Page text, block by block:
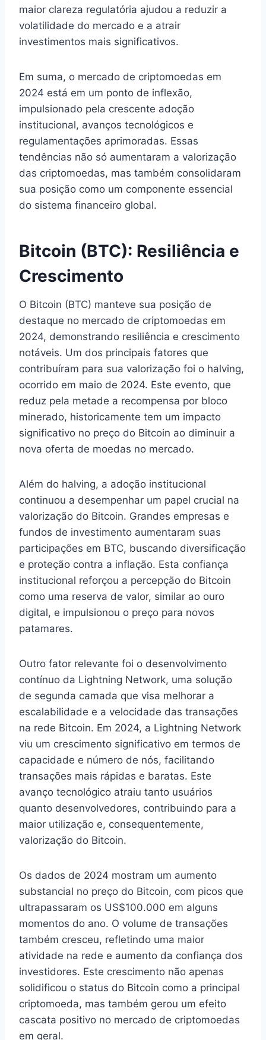
maior clareza regulatória ajudou a reduzir a
volatilidade do mercado e a atrair
investimentos mais significativos.
Em suma, o mercado de criptomoedas em
2024 está em um ponto de inflexão,
impulsionado pela crescente adoção
institucional, avanços tecnológicos e
regulamentações aprimoradas. Essas
tendências não só aumentaram a valorização
das criptomoedas, mas também consolidaram
sua posição como um componente essencial
do sistema financeiro global.
Bitcoin (BTC): Resiliência e
Crescimento
O Bitcoin (BTC) manteve sua posição de
destaque no mercado de criptomoedas em
2024, demonstrando resiliência e crescimento
notáveis. Um dos principais fatores que
contribuíram para sua valorização foi o halving,
ocorrido em maio de 2024. Este evento, que
reduz pela metade a recompensa por bloco
minerado, historicamente tem um impacto
significativo no preço do Bitcoin ao diminuir a
nova oferta de moedas no mercado.
Além do halving, a adoção institucional
continuou a desempenhar um papel crucial na
valorização do Bitcoin. Grandes empresas e
fundos de investimento aumentaram suas
participações em BTC, buscando diversificação
e proteção contra a inflação. Esta confiança
institucional reforçou a percepção do Bitcoin
como uma reserva de valor, similar ao ouro
digital, e impulsionou o preço para novos
patamares.
Outro fator relevante foi o desenvolvimento
contínuo da Lightning Network, uma solução
de segunda camada que visa melhorar a
escalabilidade e a velocidade das transações
na rede Bitcoin. Em 2024, a Lightning Network
viu um crescimento significativo em termos de
capacidade e número de nós, facilitando
transações mais rápidas e baratas. Este
avanço tecnológico atraiu tanto usuários
quanto desenvolvedores, contribuindo para a
maior utilização e, consequentemente,
valorização do Bitcoin.
Os dados de 2024 mostram um aumento
substancial no preço do Bitcoin, com picos que
ultrapassaram os US$100.000 em alguns
momentos do ano. O volume de transações
também cresceu, refletindo uma maior
atividade na rede e aumento da confiança dos
investidores. Este crescimento não apenas
solidificou o status do Bitcoin como a principal
criptomoeda, mas também gerou um efeito
cascata positivo no mercado de criptomoedas
em geral.